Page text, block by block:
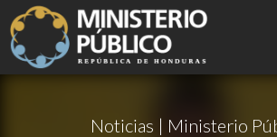
Noticias | Ministerio